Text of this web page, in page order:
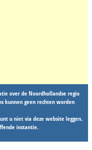
over de Noordhollandse regio
kunnen geen rechten worden
u niet via deze website leggen.
instantie.